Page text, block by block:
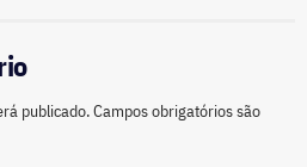
publicado.Campos obrigatórios são